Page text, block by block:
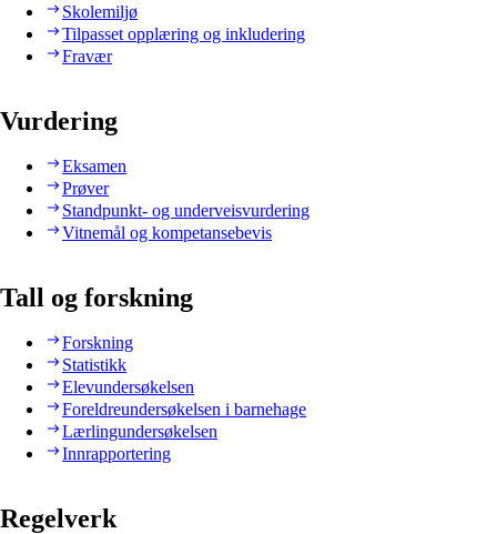
Skolemiljø
Tilpasset opplæring og inkludering
Fravær
Vurdering
Eksamen
Prøver
Standpunkt- og underveisvurdering
Vitnemål og kompetansebevis
Tall og forskning
Forskning
Statistikk
Elevundersøkelsen
Foreldreundersøkelsen i barnehage
Lærlingundersøkelsen
Innrapportering
Regelverk